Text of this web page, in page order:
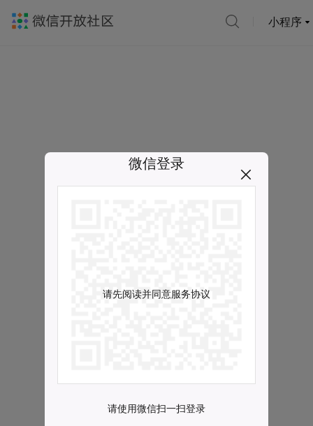
小程序
微信登录
请先阅读并同意服务协议
请使用微信扫一扫登录